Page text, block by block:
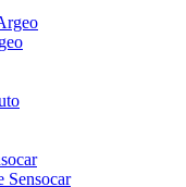
Sensocar